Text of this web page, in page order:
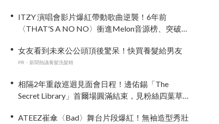
ITZY 演唱會影片爆紅帶動歌曲逆襲！6年前
〈THAT'S A NO NO〉衝進Melon音源榜、突破
女友看到未來公公頭頂後驚呆！快買養髮給男友
PR・新聞熱議養髮洗髮精
相隔2年重啟巡迴見面會日程！邊佑錫「The
Secret Library」首爾場圓滿結束，見粉絲四葉草
ATEEZ崔傘〈Bad〉舞台片段爆紅！無袖造型秀壯